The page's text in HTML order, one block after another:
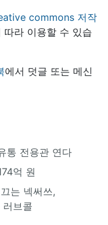
commons 저작
따라 이용할 수 있습
에서 덧글 또는 메신
통 전용관 연다
억 원
는 넥써쓰,
브콜